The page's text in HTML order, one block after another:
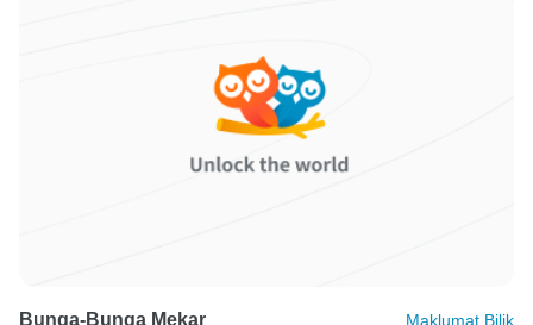
Bunga-Bunga Mekar Maklumat Bilik